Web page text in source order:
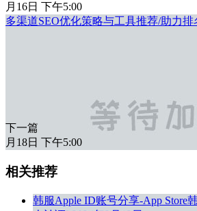
月16日 下午5:00
多渠道SEO优化策略与工具推荐/助力
下一篇
月18日 下午5:00
相关推荐
韩服Apple ID账号分享-App Store